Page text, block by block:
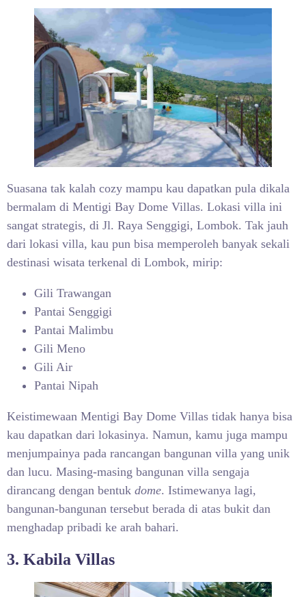
Suasana tak kalah cozy mampu kau dapatkan pula dikala
bermalam di Mentigi Bay Dome Villas. Lokasi villa ini
sangat strategis, di Jl. Raya Senggigi, Lombok. Tak jauh
dari lokasi villa, kau pun bisa memperoleh banyak sekali
destinasi wisata terkenal di Lombok, mirip:
Gili Trawangan
Pantai Senggigi
Pantai Malimbu
Gili Meno
Gili Air
Pantai Nipah
Keistimewaan Mentigi Bay Dome Villas tidak hanya bisa
kau dapatkan dari lokasinya. Namun, kamu juga mampu
menjumpainya pada rancangan bangunan villa yang unik
dan lucu. Masing-masing bangunan villa sengaja
dirancang dengan bentuk dome. Istimewanya lagi,
bangunan-bangunan tersebut berada di atas bukit dan
menghadap pribadi ke arah bahari.
3. Kabila Villas